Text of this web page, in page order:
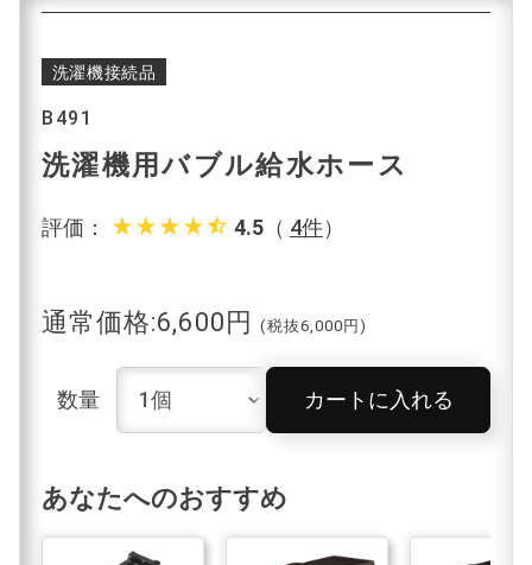
洗濯機接続品
B491
洗濯機用バブル給水ホース
評価： star_rate star_rate star_rate star_rate star_half 4.5（ 4件）
通常価格:6,600円 (税抜6,000円)
数量 カートに入れる
あなたへのおすすめ